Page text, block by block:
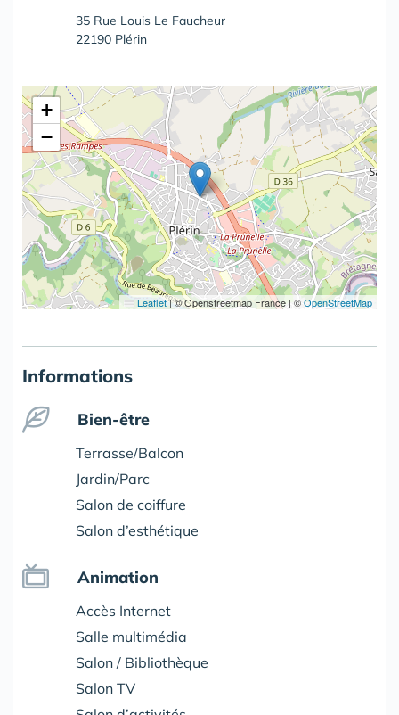
35 Rue Louis Le Faucheur
22190 Plérin
+
−
Leaflet|© Openstreetmap France | ©OpenStreetMap
Informations
Bien-être
Terrasse/Balcon
Jardin/Parc
Salon de coiffure
Salon d’esthétique
Animation
Accès Internet
Salle multimédia
Salon / Bibliothèque
Salon TV